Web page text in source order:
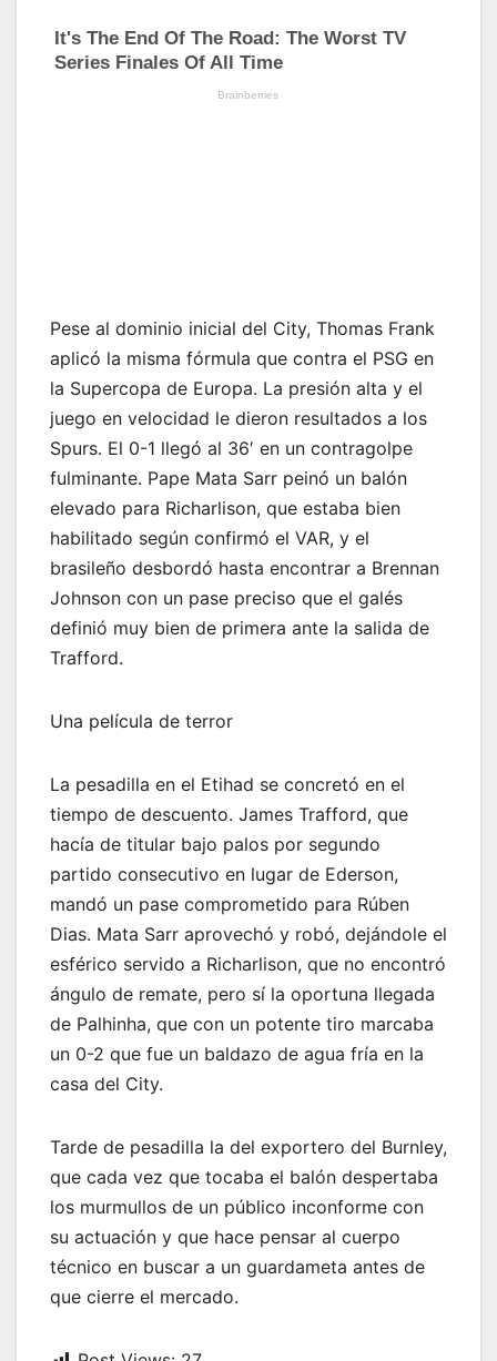
Pese al dominio inicial del City, Thomas Frank
aplicó la misma fórmula que contra el PSG en
la Supercopa de Europa. La presión alta y el
juego en velocidad le dieron resultados a los
Spurs. El 0-1 llegó al 36′ en un contragolpe
fulminante. Pape Mata Sarr peinó un balón
elevado para Richarlison, que estaba bien
habilitado según confirmó el VAR, y el
brasileño desbordó hasta encontrar a Brennan
Johnson con un pase preciso que el galés
definió muy bien de primera ante la salida de
Trafford.
Una película de terror
La pesadilla en el Etihad se concretó en el
tiempo de descuento. James Trafford, que
hacía de titular bajo palos por segundo
partido consecutivo en lugar de Ederson,
mandó un pase comprometido para Rúben
Dias. Mata Sarr aprovechó y robó, dejándole el
esférico servido a Richarlison, que no encontró
ángulo de remate, pero sí la oportuna llegada
de Palhinha, que con un potente tiro marcaba
un 0-2 que fue un baldazo de agua fría en la
casa del City.
Tarde de pesadilla la del exportero del Burnley,
que cada vez que tocaba el balón despertaba
los murmullos de un público inconforme con
su actuación y que hace pensar al cuerpo
técnico en buscar a un guardameta antes de
que cierre el mercado.